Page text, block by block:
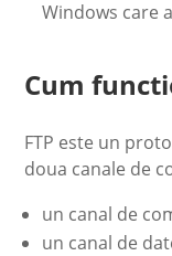
Windows care
Cum
FTP este un
doua canale de
un canal de
un canal de